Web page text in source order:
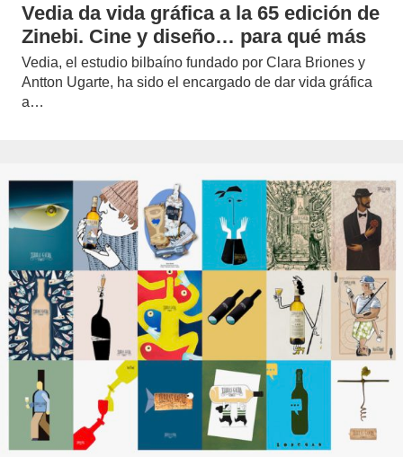
Vedia da vida gráfica a la 65 edición de
Zinebi. Cine y diseño… para qué más
Vedia, el estudio bilbaíno fundado por Clara Briones y
Antton Ugarte, ha sido el encargado de dar vida gráfica
a…